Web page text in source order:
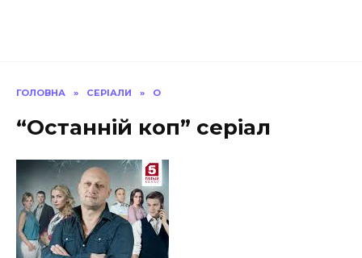
ГОЛОВНА » СЕРІАЛИ » О
“Останній коп” серіал